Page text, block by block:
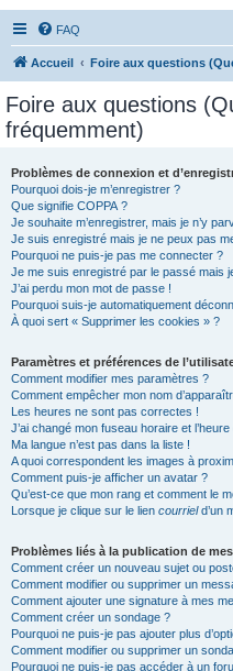
FAQ
Accueil Foire aux questions
Foire aux questions
fréquemment)
Problèmes de connexion et
Pourquoi dois-je m’enregistrer ?
Que signifie COPPA ?
Je souhaite m’enregistrer, mais je n’y
Je suis enregistré mais je ne peux pas
Pourquoi ne puis-je pas me connecter ?
Je me suis enregistré par le passé mais
J’ai perdu mon mot de passe !
Pourquoi suis-je automatiquement
À quoi sert « Supprimer les cookies » ?
Paramètres et préférences de
Comment modifier mes paramètres ?
Comment empêcher mon nom
Les heures ne sont pas correctes !
J’ai changé mon fuseau horaire et
Ma langue n’est pas dans la liste !
A quoi correspondent les images à
Comment puis-je afficher un avatar ?
Qu’est-ce que mon rang et comment le
Lorsque je clique sur le lien courrield’un
Problèmes liés à la publication de
Comment créer un nouveau sujet ou
Comment modifier ou supprimer un
Comment ajouter une signature à mes
Comment créer un sondage ?
Pourquoi ne puis-je pas ajouter plus
Comment modifier ou supprimer un
Pourquoi ne puis-je pas accéder à un